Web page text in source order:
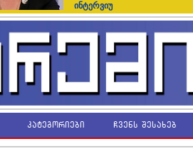
ინტერვიუ
კატეგორიები ჩვენს შესახებ